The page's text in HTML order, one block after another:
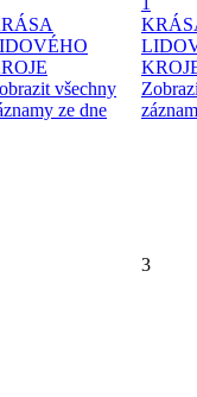
všechny
ze dne
3